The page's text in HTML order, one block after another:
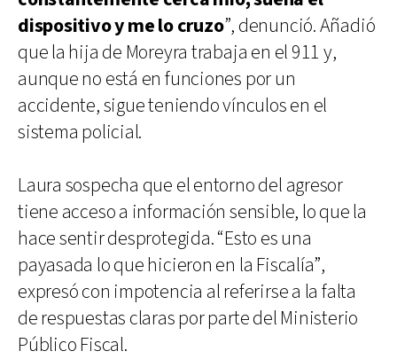
dispositivo y me lo cruzo”, denunció. Añadió
que la hija de Moreyra trabaja en el 911 y,
aunque no está en funciones por un
accidente, sigue teniendo vínculos en el
sistema policial.
Laura sospecha que el entorno del agresor
tiene acceso a información sensible, lo que la
hace sentir desprotegida. “Esto es una
payasada lo que hicieron en la Fiscalía”,
expresó con impotencia al referirse a la falta
de respuestas claras por parte del Ministerio
Público Fiscal.